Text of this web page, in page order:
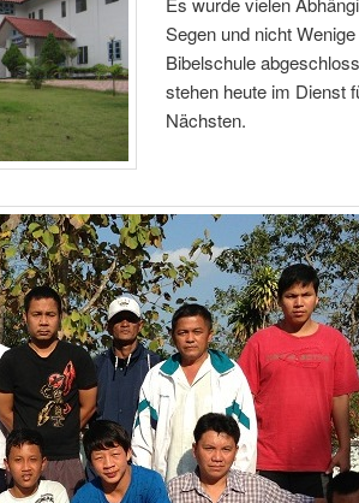
Segen und nicht
Bibelschule
stehen heute im Dienst
Nächsten.